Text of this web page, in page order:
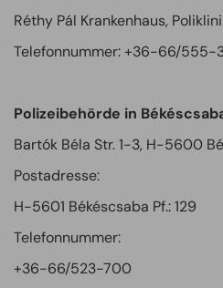
Réthy Pál Krankenhaus,
Telefonnummer: +36-66/555-
Polizeibehörde in
Bartók Béla Str. 1-3, H-5600
Postadresse:
H-5601 Békéscsaba Pf.: 129
Telefonnummer:
+36-66/523-700